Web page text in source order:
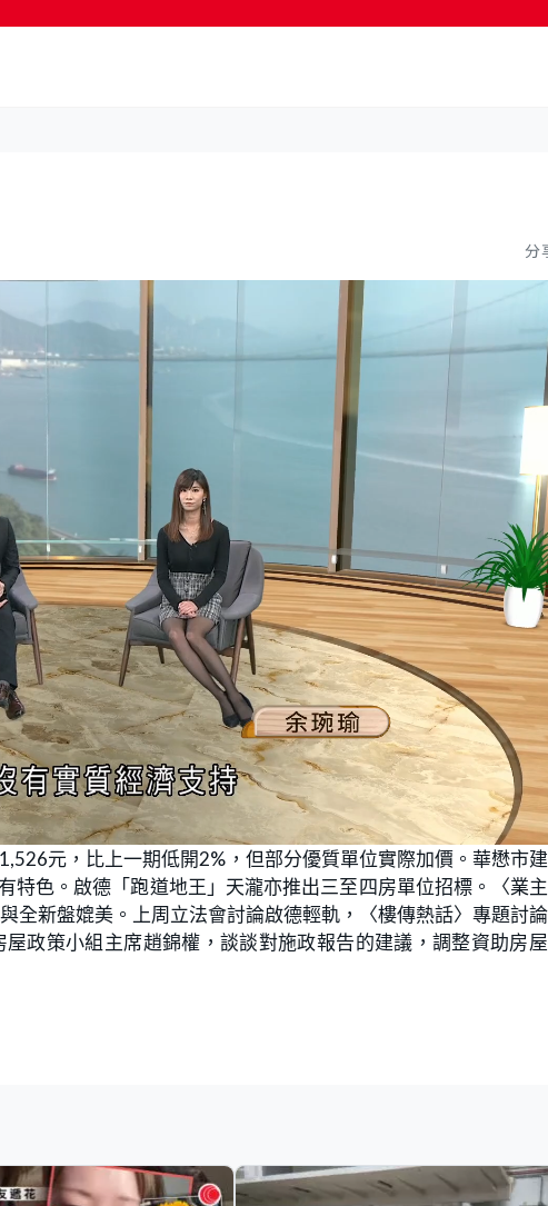
分
元，比上一期低開2%，但部分優質單位實際加價。華懋市
特色。啟德「跑道地王」天瀧亦推出三至四房單位招標。〈業
全新盤媲美。上周立法會討論啟德輕軌，〈樓傳熱話〉專題討
政策小組主席趙錦權，談談對施政報告的建議，調整資助房